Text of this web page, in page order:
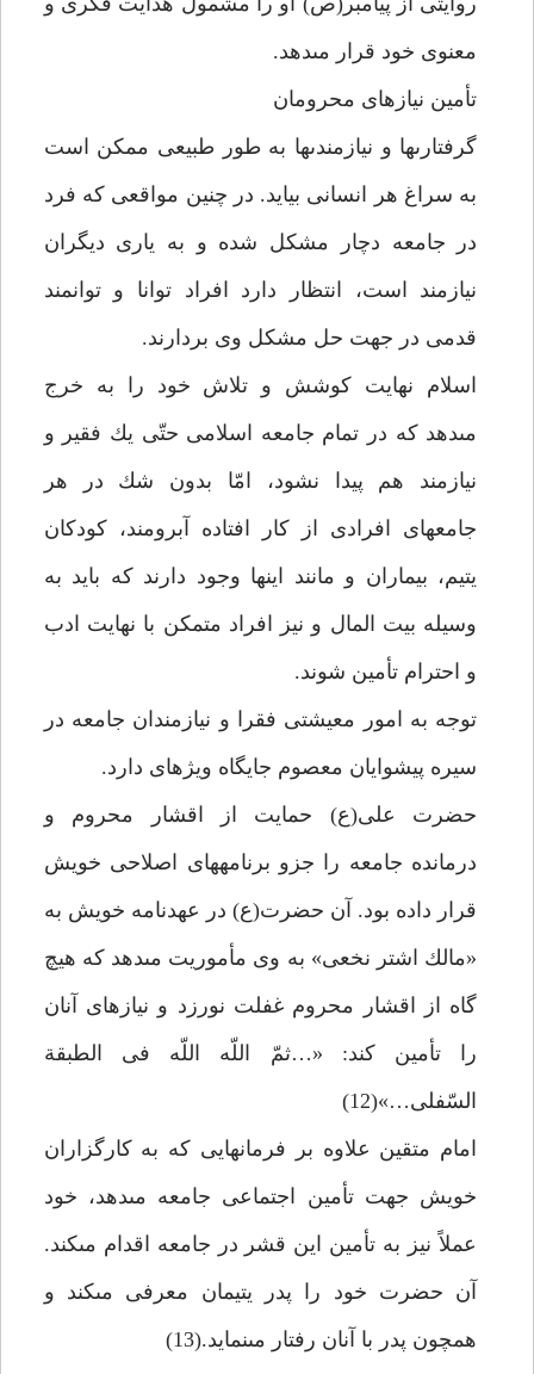
معنوى خود قرار مى‏دهد.
تأمين نيازهاى محرومان‏
گرفتارى‏ها و نيازمندى‏ها به طور طبيعى ممكن است
به سراغ هر انسانى بيايد. در چنين مواقعى كه فرد
در جامعه دچار مشكل شده و به يارى ديگران
نيازمند است، انتظار دارد افراد توانا و توانمند
قدمى در جهت حل مشكل وى بردارند.
اسلام نهايت كوشش و تلاش خود را به خرج
مى‏دهد كه در تمام جامعه اسلامى حتّى يك فقير و
نيازمند هم پيدا نشود، امّا بدون شك در هر
جامعه‏اى افرادى از كار افتاده آبرومند، كودكان
يتيم، بيماران و مانند اين‏ها وجود دارند كه بايد به
وسيله بيت المال و نيز افراد متمكن با نهايت ادب
و احترام تأمين شوند.
توجه به امور معيشتى فقرا و نيازمندان جامعه در
سيره پيشوايان معصوم جايگاه ويژه‏اى دارد.
حضرت على(ع) حمايت از اقشار محروم و
درمانده جامعه را جزو برنامه‏هاى اصلاحى خويش
قرار داده بود. آن حضرت(ع) در عهدنامه خويش به
«مالك اشتر نخعى» به وى مأموريت مى‏دهد كه هيچ
گاه از اقشار محروم غفلت نورزد و نيازهاى آنان
را تأمين كند: «…ثمّ اللّه اللّه فى الطبقة
السّفلى…»(12)
امام متقين علاوه بر فرمان‏هايى كه به كارگزاران
خويش جهت تأمين اجتماعى جامعه مى‏دهد، خود
عملاً نيز به تأمين اين قشر در جامعه اقدام مى‏كند.
آن حضرت خود را پدر يتيمان معرفى مى‏كند و
همچون پدر با آنان رفتار مى‏نمايد.(13)